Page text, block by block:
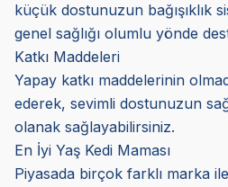
küçük dostunuzun bağışıklık
genel sağlığı olumlu yönde
Katkı Maddeleri
Yapay katkı maddelerinin
ederek, sevimli dostunuzun
olanak sağlayabilirsiniz.
En İyi Yaş Kedi Maması
Piyasada birçok farklı marka